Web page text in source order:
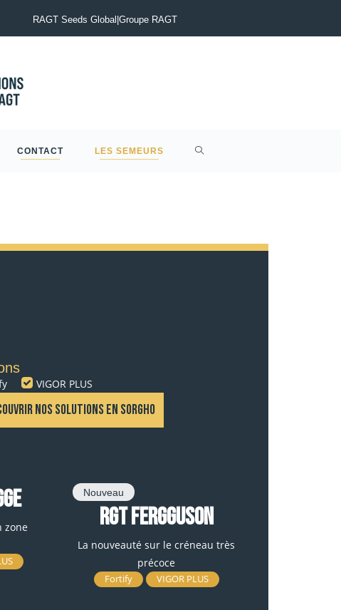
RAGT Seeds Global|Groupe RAGT
CONTACT LES SEMEURS
VIGOR PLUS
NOS SOLUTIONS EN SORGHO
zone
Nouveau
RGT FERGGUSON
La nouveauté sur le créneau très
précoce
Fortify VIGOR PLUS